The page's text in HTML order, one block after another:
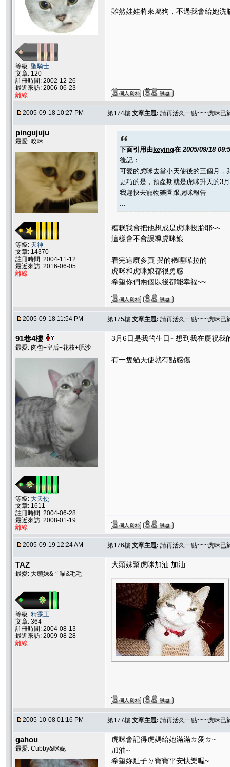
等級: 聖騎士
文章: 120
註冊時間: 2002-12-26
最近來訪: 2006-06-23
離線
雖然娃娃將來屬狗，不過我會給她洗
2005-09-18 10:27 PM 第174樓 文章主題: 請再活久一點~~~虎咪已
pingujuju
最愛: 咬咪
等級: 天神
文章: 14370
註冊時間: 2004-11-12
最近來訪: 2016-06-05
離線
下面引用由keying在 2005/09/18
後記：
可愛的虎咪去當小天使後的三個月，
更巧的是，預產期就是虎咪升天的3
我趕快去寵物樂園跟虎咪報告
糟糕我會把他想成是虎咪投胎耶~~
這樣會不會誤導虎咪娘
看完這麼多頁 哭的稀哩嘩拉的
虎咪和虎咪娘都很勇感
希望你們兩個以後都能幸福~~
2005-09-18 11:54 PM 第175樓 文章主題: 請再活久一點~~~虎咪已
91巷4樓
最愛: 肉包+皇后+花枝+肥沙
等級: 大天使
文章: 1611
註冊時間: 2004-06-28
最近來訪: 2008-01-19
離線
3月6日是我的生日∼想到我在慶祝我
有一隻貓天使就有點感傷...
2005-09-19 12:24 AM 第176樓 文章主題: 請再活久一點~~~虎咪已
TAZ
最愛: 大頭妹&ㄚ喵&毛毛
等級: 精靈王
文章: 364
註冊時間: 2004-08-13
最近來訪: 2009-08-28
離線
大頭妹幫虎咪加油.加油....
2005-10-08 01:16 PM 第177樓 文章主題: 請再活久一點~~~虎咪已
gahou
最愛: Cubby&咪妮
虎咪會記得虎媽給她滿滿ㄉ愛ㄉ~
加油~
希望妳肚子ㄉ寶寶平安快樂喔~